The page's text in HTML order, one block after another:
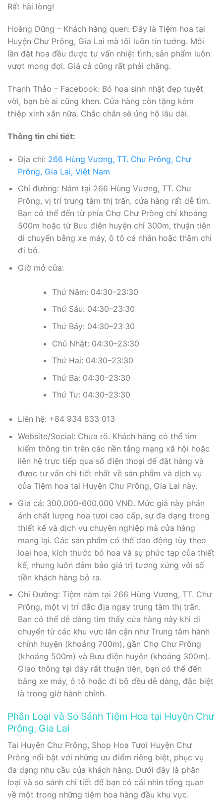
Rất hài lòng!
Hoàng Dũng – Khách hàng quen: Đây là Tiệm hoa tại
Huyện Chư Prông, Gia Lai mà tôi luôn tin tưởng. Mỗi
lần đặt hoa đều được tư vấn nhiệt tình, sản phẩm luôn
vượt mong đợi. Giá cả cũng rất phải chăng.
Thanh Thảo – Facebook: Bó hoa sinh nhật đẹp tuyệt
vời, bạn bè ai cũng khen. Cửa hàng còn tặng kèm
thiệp xinh xắn nữa. Chắc chắn sẽ ủng hộ lâu dài.
Thông tin chi tiết:
Địa chỉ: 266 Hùng Vương, TT. Chư Prông, Chư
Prông, Gia Lai, Việt Nam
Chỉ đường: Nằm tại 266 Hùng Vương, TT. Chư
Prông, vị trí trung tâm thị trấn, cửa hàng rất dễ tìm.
Bạn có thể đến từ phía Chợ Chư Prông chỉ khoảng
500m hoặc từ Bưu điện huyện chỉ 300m, thuận tiện
di chuyển bằng xe máy, ô tô cá nhân hoặc thậm chí
đi bộ.
Giờ mở cửa:
Thứ Năm: 04:30–23:30
Thứ Sáu: 04:30–23:30
Thứ Bảy: 04:30–23:30
Chủ Nhật: 04:30–23:30
Thứ Hai: 04:30–23:30
Thứ Ba: 04:30–23:30
Thứ Tư: 04:30–23:30
Liên hệ: +84 934 833 013
Website/Social: Chưa rõ. Khách hàng có thể tìm
kiếm thông tin trên các nền tảng mạng xã hội hoặc
liên hệ trực tiếp qua số điện thoại để đặt hàng và
được tư vấn chi tiết nhất về sản phẩm và dịch vụ
của Tiệm hoa tại Huyện Chư Prông, Gia Lai này.
Giá cả: 300.000-600.000 VNĐ. Mức giá này phản
ánh chất lượng hoa tươi cao cấp, sự đa dạng trong
thiết kế và dịch vụ chuyên nghiệp mà cửa hàng
mang lại. Các sản phẩm có thể dao động tùy theo
loại hoa, kích thước bó hoa và sự phức tạp của thiết
kế, nhưng luôn đảm bảo giá trị tương xứng với số
tiền khách hàng bỏ ra.
Chỉ Đường: Tiệm nằm tại 266 Hùng Vương, TT. Chư
Prông, một vị trí đắc địa ngay trung tâm thị trấn.
Bạn có thể dễ dàng tìm thấy cửa hàng này khi di
chuyển từ các khu vực lân cận như Trung tâm hành
chính huyện (khoảng 700m), gần Chợ Chư Prông
(khoảng 500m) và Bưu điện huyện (khoảng 300m).
Giao thông tại đây rất thuận tiện, bạn có thể đến
bằng xe máy, ô tô hoặc đi bộ đều dễ dàng, đặc biệt
là trong giờ hành chính.
Phân Loại và So Sánh Tiệm Hoa tại Huyện Chư
Prông, Gia Lai
Tại Huyện Chư Prông, Shop Hoa Tươi Huyện Chư
Prông nổi bật với những ưu điểm riêng biệt, phục vụ
đa dạng nhu cầu của khách hàng. Dưới đây là phân
loại và so sánh chi tiết để bạn có cái nhìn tổng quan
về một trong những tiệm hoa hàng đầu khu vực.